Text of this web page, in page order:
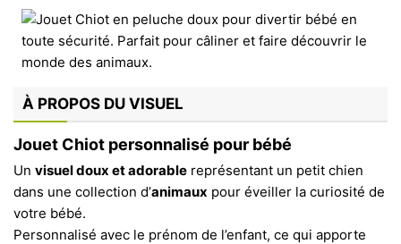
À PROPOS DU VISUEL
Jouet Chiot personnalisé pour bébé
Un visuel doux et adorable représentant un petit chien
dans une collection d’animaux pour éveiller la curiosité de
votre bébé.
Personnalisé avec le prénom de l’enfant, ce qui apporte